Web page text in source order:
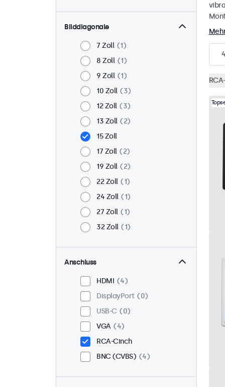
Bilddiagonale
7 Zoll
1
8 Zoll
1
9 Zoll
1
10 Zoll
3
12 Zoll
3
13 Zoll
2
15 Zoll
17 Zoll
2
19 Zoll
2
22 Zoll
1
24 Zoll
1
27 Zoll
1
32 Zoll
1
Anschluss
HDMI
4
DisplayPort
0
USB-C
0
VGA
4
RCA-Cinch
BNC (CVBS)
4
4